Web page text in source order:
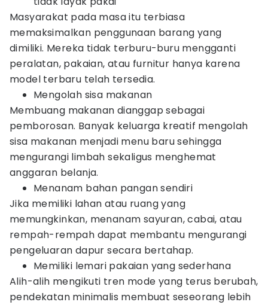
Masyarakat pada masa itu terbiasa
memaksimalkan penggunaan barang yang
dimiliki. Mereka tidak terburu-buru mengganti
peralatan, pakaian, atau furnitur hanya karena
model terbaru telah tersedia.
Mengolah sisa makanan
Membuang makanan dianggap sebagai
pemborosan. Banyak keluarga kreatif mengolah
sisa makanan menjadi menu baru sehingga
mengurangi limbah sekaligus menghemat
anggaran belanja.
Menanam bahan pangan sendiri
Jika memiliki lahan atau ruang yang
memungkinkan, menanam sayuran, cabai, atau
rempah-rempah dapat membantu mengurangi
pengeluaran dapur secara bertahap.
Memiliki lemari pakaian yang sederhana
Alih-alih mengikuti tren mode yang terus berubah,
pendekatan minimalis membuat seseorang lebih